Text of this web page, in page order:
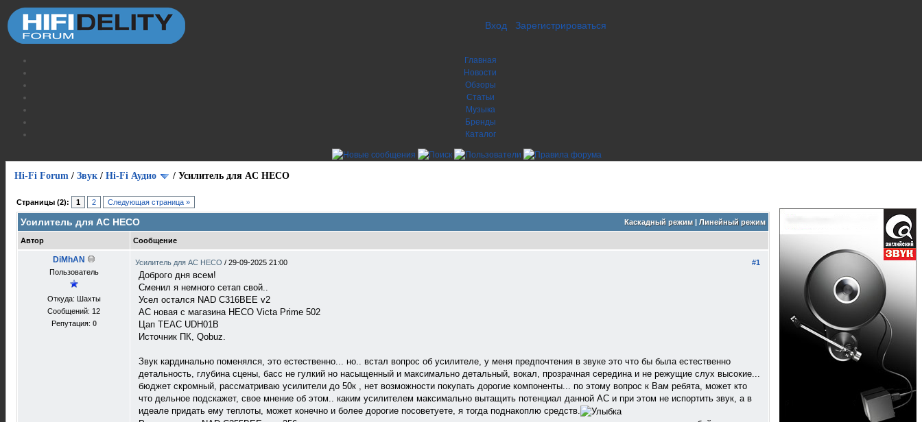
Вход Зарегистрироваться
Главная
Новости
Обзоры
Статьи
Музыка
Бренды
Каталог
Hi-Fi Forum / Звук / Hi-Fi Аудио / Усилитель для AC HECO
Страницы (2): 1 2 Следующая страница »
Каскадный режим| Линейный режим
Усилитель для AC HECO
Автор Сообщение
DiMhAN
Пользователь
Откуда: Шахты
Сообщений: 12
Репутация: 0
#1
Усилитель для AC HECO / 29-09-2025 21:00
Доброго дня всем!
Сменил я немного сетап свой..
Усел остался NAD C316BEE v2
АС новая с магазина HECO Victa Prime 502
Цап TEAC UDH01B
Источник ПК, Qobuz.
Звук кардинально поменялся, это естественно... но.. встал вопрос об усилителе, у меня предпочтения в звуке это что бы была естественно
детальность, глубина сцены, басс не гулкий но насыщенный и максимально детальный, вокал, прозрачная середина и не режущие слух высокие...
бюджет скромный, рассматриваю усилители до 50к , нет возможности покупать дорогие компоненты... по этому вопрос к Вам ребята, может кто
что дельное подскажет, свое мнение об этом.. каким усилителем максимально вытащить потенциал данной АС и при этом не испортить звук, а в
идеале придать ему теплоты, может конечно и более дорогие посоветуете, я тогда поднакоплю средств.